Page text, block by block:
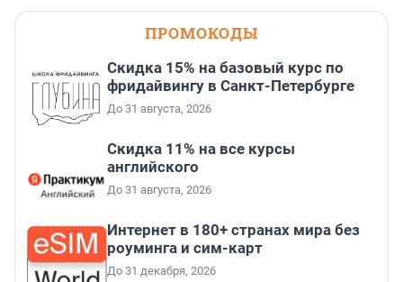
ПРОМОКОДЫ
Скидка 15% на базовый курс по
фридайвингу в Санкт-Петербурге
До 31 августа, 2026
Скидка 11% на все курсы
английского
До 31 августа, 2026
Интернет в 180+ странах мира без
роуминга и сим-карт
До 31 декабря, 2026